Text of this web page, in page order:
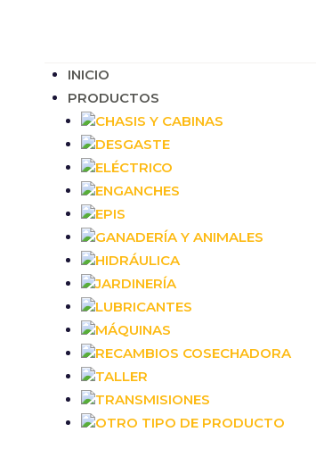
INICIO
PRODUCTOS
CHASIS Y CABINAS
DESGASTE
ELÉCTRICO
ENGANCHES
EPIS
GANADERÍA Y ANIMALES
HIDRÁULICA
JARDINERÍA
LUBRICANTES
MÁQUINAS
RECAMBIOS COSECHADORA
TALLER
TRANSMISIONES
OTRO TIPO DE PRODUCTO